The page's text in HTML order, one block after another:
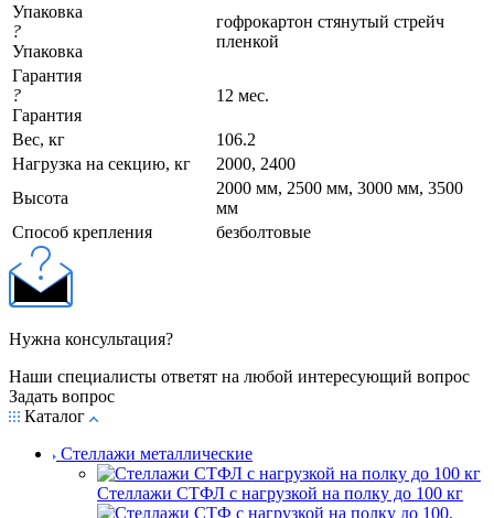
Упаковка
?
Упаковка
гофрокартон стянутый стрейч
пленкой
Гарантия
?
Гарантия
12 мес.
Вес, кг
106.2
Нагрузка на секцию, кг
2000, 2400
Высота
2000 мм, 2500 мм, 3000 мм, 3500
мм
Cпособ крепления
безболтовые
Нужна консультация?
Наши специалисты ответят на любой интересующий вопрос
Задать вопрос
Каталог
Стеллажи металлические
Стеллажи СТФЛ с нагрузкой на полку до 100 кг